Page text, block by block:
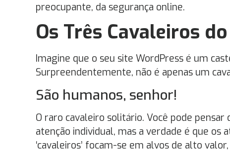
preocupante, da segurança online.
Os Três Cavaleiros
Imagine que o seu site WordPress é um
Surpreendentemente, não é apenas um
São humanos, senhor!
O raro cavaleiro solitário. Você pode
atenção individual, mas a verdade é que os
‘cavaleiros’ focam-se em alvos de alto